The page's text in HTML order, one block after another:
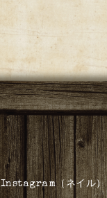
Instagram（ネイル）